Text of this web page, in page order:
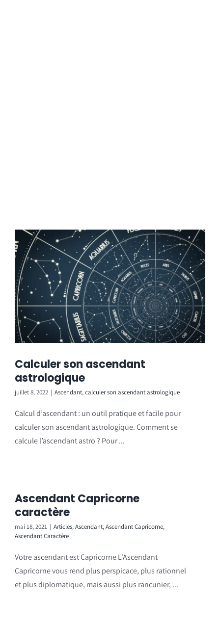
Calculer son ascendant
astrologique
juillet 8, 2022 | Ascendant,calculer son ascendant astrologique
Calcul d’ascendant : un outil pratique et facile pour
calculer son ascendant astrologique. Comment se
calcule l’ascendant astro ? Pour ...
Ascendant Capricorne
caractère
mai 18, 2021 | Articles,Ascendant,Ascendant Capricorne,
Ascendant Caractère
Votre ascendant est Capricorne L'Ascendant
Capricorne vous rend plus perspicace, plus rationnel
et plus diplomatique, mais aussi plus rancunier, ...